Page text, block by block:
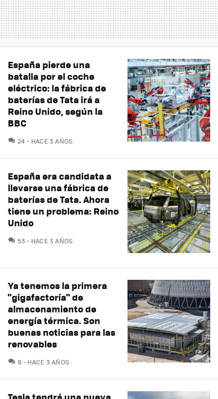
España pierde una
batalla por el coche
eléctrico: la fábrica de
baterías de Tata irá a
Reino Unido, según la
BBC
24 COMENTARIOS
HACE 3 AÑOS
España era candidata a
llevarse una fábrica de
baterías de Tata. Ahora
tiene un problema: Reino
Unido
53 COMENTARIOS
HACE 3 AÑOS
Ya tenemos la primera
"gigafactoría" de
almacenamiento de
energía térmica. Son
buenas noticias para las
renovables
8 COMENTARIOS
HACE 3 AÑOS